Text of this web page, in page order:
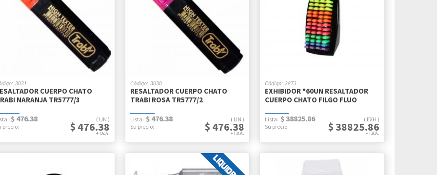
3031
CUERPO CHATO
NARANJA TR5777/3
UN
$ 476.38
$ 476.38
3030
RESALTADOR CUERPO CHATO
TRABI ROSA TR5777/2
UN
$ 476.38
$ 476.38
2873
EXHIBIDOR *60UN RESALTADOR
CUERPO CHATO FILGO FLUO
EXH
$ 38825.86
$ 38825.86